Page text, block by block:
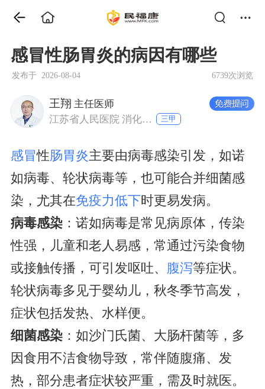
感冒性肠胃炎的病因有哪些
发布于 2026-08-04 6739次浏览
王翔 主任医师
江苏省人民医院 消化内镜科
三甲
感冒性肠胃炎主要由病毒感染引发，如诺
如病毒、轮状病毒等，也可能合并细菌感
染，尤其在免疫力低下时更易发病。
病毒感染：诺如病毒是常见病原体，传染
性强，儿童和老人易感，常通过污染食物
或接触传播，可引发呕吐、 腹泻等症状。
轮状病毒多见于婴幼儿，秋冬季节高发，
症状包括发热、水样便。
细菌感染：如沙门氏菌、大肠杆菌等，多
因食用不洁食物导致，常伴随腹痛、发
热，部分患者症状较严重，需及时就医。